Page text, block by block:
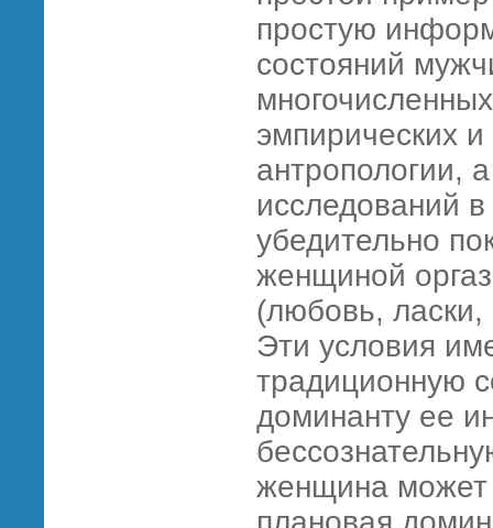
простую
состояний
эмпирических
антропологии,
исследований
убедительно
женщиной
(любовь,
Эти условия
традиционную
доминанту ее
женщина может